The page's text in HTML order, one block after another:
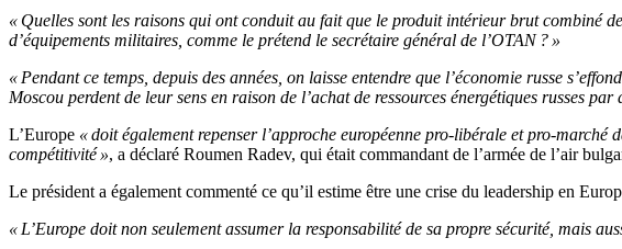
« Quelles sont les raisons qui ont conduit au fait que le produit intérieur brut combiné
d’équipements militaires, comme le prétend le secrétaire général de l’OTAN ? »
« Pendant ce temps, depuis des années, on laisse entendre que l’économie russe
Moscou perdent de leur sens en raison de l’achat de ressources énergétiques russes par
L’Europe « doit également repenser l’approche européenne pro-libérale et pro-
compétitivité », a déclaré Roumen Radev, qui était commandant de l’armée de l’air
Le président a également commenté ce qu’il estime être une crise du leadership en
« L’Europe doit non seulement assumer la responsabilité de sa propre sécurité, mais